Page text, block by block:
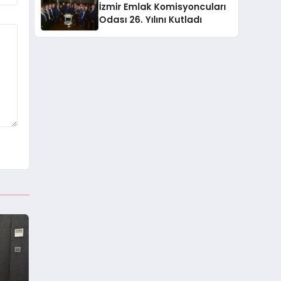
İzmir Emlak Komisyoncuları
Odası 26. Yılını Kutladı